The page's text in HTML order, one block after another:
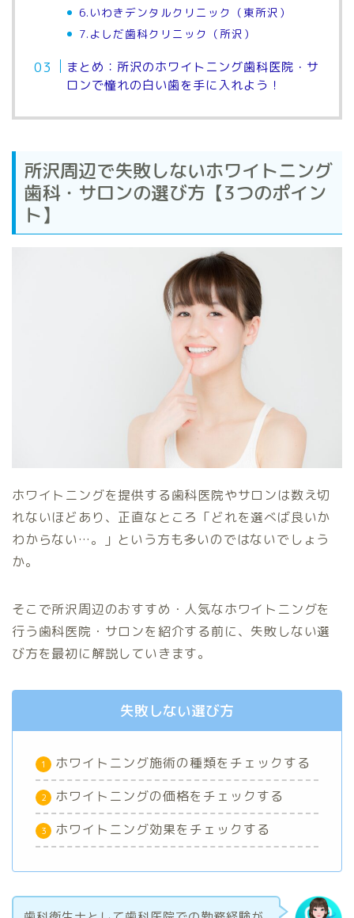
6.いわきデンタルクリニック（東所沢）
7.よしだ歯科クリニック（所沢）
まとめ：所沢のホワイトニング歯科医院・サ
ロンで憧れの白い歯を手に入れよう！
所沢周辺で失敗しないホワイトニング
歯科・サロンの選び方【3つのポイン
ト】
ホワイトニングを提供する歯科医院やサロンは数え切
れないほどあり、正直なところ「どれを選べば良いか
わからない…。」という方も多いのではないでしょう
か。
そこで所沢周辺のおすすめ・人気なホワイトニングを
行う歯科医院・サロンを紹介する前に、失敗しない選
び方を最初に解説していきます。
失敗しない選び方
ホワイトニング施術の種類をチェックする
ホワイトニングの価格をチェックする
ホワイトニング効果をチェックする